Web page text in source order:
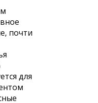
почти
для